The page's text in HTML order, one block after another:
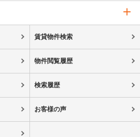
賃貸物件検索
物件閲覧履歴
検索履歴
お客様の声